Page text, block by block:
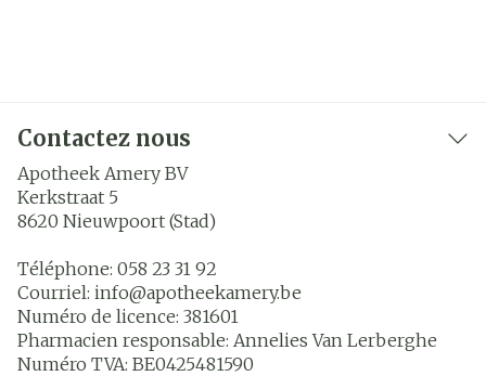
Contactez nous
Apotheek Amery BV
Kerkstraat 5
8620 Nieuwpoort (Stad)
Téléphone: 058 23 31 92
Courriel: info@apotheekamery.be
Numéro de licence: 381601
Pharmacien responsable: Annelies Van Lerberghe
Numéro TVA: BE0425481590